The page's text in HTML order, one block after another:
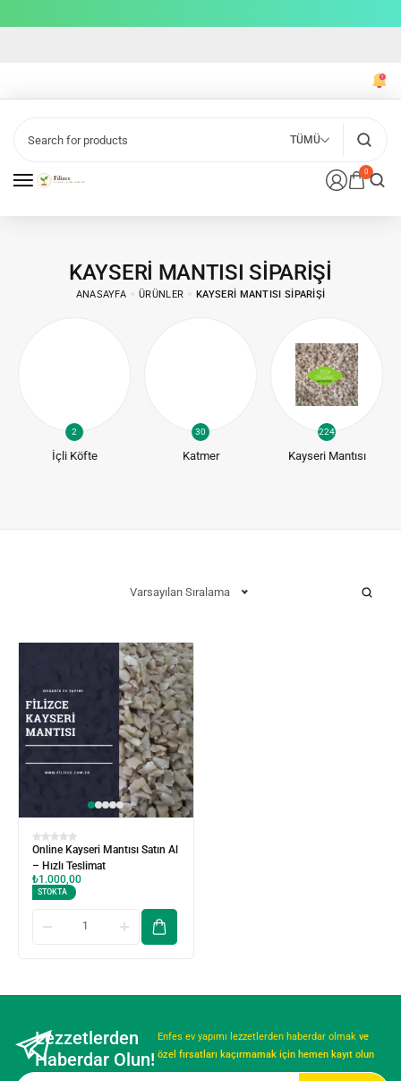
0
TÜMÜ
KAYSERI MANTISI SIPARIŞI
ANASAYFA ÜRÜNLER KAYSERI MANTISI SIPARIŞI
2
İçli Köfte
30
Katmer
224
Kayseri Mantısı
Varsayılan Sıralama
Online Kayseri Mantısı Satın Al
– Hızlı Teslimat
₺1.000,00
STOKTA
Lezzetlerden
Haberdar Olun!
Enfes ev yapımı lezzetlerden haberdar olmak ve
özel fırsatları kaçırmamak için hemen kayıt olun